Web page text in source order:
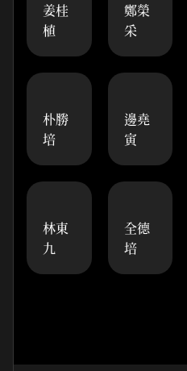
姜桂
植
鄭榮
采
朴勝
培
邊堯
寅
林東
九
全德
培